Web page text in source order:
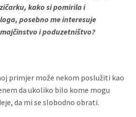
kako si pomirila i
posebno me interesuje
i poduzetništvo?
primjer može nekom poslužiti kao
da ukoliko bilo kome mogu
da mi se slobodno obrati.